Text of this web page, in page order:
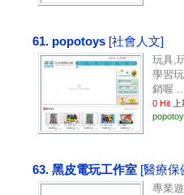
61. popotoys [社會人文]
玩具,
學習
銷喔
0 Hit
63. 黑皮電玩工作室 [醫療保
專業